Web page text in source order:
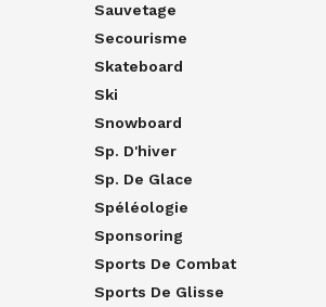
Sauvetage
Secourisme
Skateboard
Ski
Snowboard
Sp. D'hiver
Sp. De Glace
Spéléologie
Sponsoring
Sports De Combat
Sports De Glisse